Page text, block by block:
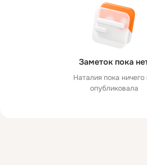
Заметок пока
Наталия пока ничего
опубликовала